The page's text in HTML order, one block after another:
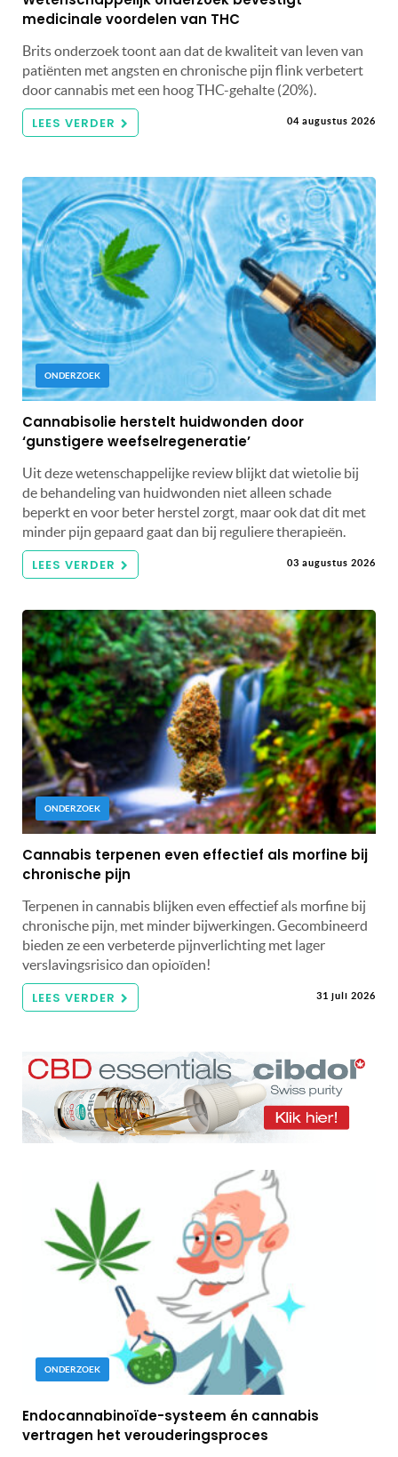
medicinale voordelen van THC
Brits onderzoek toont aan dat de kwaliteit van leven van
patiënten met angsten en chronische pijn flink verbetert
door cannabis met een hoog THC-gehalte (20%).
LEES VERDER 04 augustus 2026
ONDERZOEK
Cannabisolie herstelt huidwonden door
‘gunstigere weefselregeneratie’
Uit deze wetenschappelijke review blijkt dat wietolie bij
de behandeling van huidwonden niet alleen schade
beperkt en voor beter herstel zorgt, maar ook dat dit met
minder pijn gepaard gaat dan bij reguliere therapieën.
LEES VERDER 03 augustus 2026
ONDERZOEK
Cannabis terpenen even effectief als morfine bij
chronische pijn
Terpenen in cannabis blijken even effectief als morfine bij
chronische pijn, met minder bijwerkingen. Gecombineerd
bieden ze een verbeterde pijnverlichting met lager
verslavingsrisico dan opioïden!
LEES VERDER 31 juli 2026
ONDERZOEK
Endocannabinoïde-systeem én cannabis
vertragen het verouderingsproces